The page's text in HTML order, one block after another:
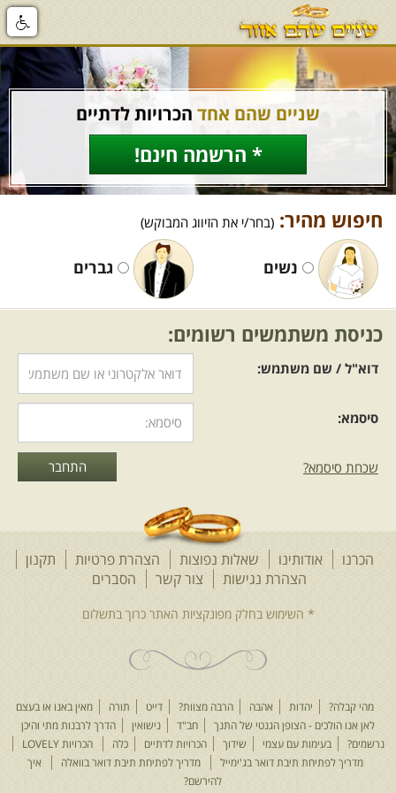
שניים שהם אחד הכרויות לדתיים
* הרשמה חינם!
חיפוש מהיר: (בחר/י את הזיווג המבוקש)
נשים גברים
כניסת משתמשים רשומים:
דוא"ל / שם משתמש:
סיסמא:
שכחת סיסמא?
הכרנו אודותינו שאלות נפוצות הצהרת פרטיות
תקנון
הצהרת נגישות
צור קשר הסברים
מהי קבלה? יהדות אהבה הרבה מצוות? דייט תורה
מאין באנו או בעצם
לאן אנו הולכים - הצופן הגנטי של התנך
חב"ד נישואין
הדרך לרבנות מתי והיכן
נרשמים?
בעימות עם עצמי שידוך הכרויות לדתיים כלה
הכרויות LOVELY
מדריך לפתיחת תיבת דואר בג'ימייל
מדריך לפתיחת תיבת דואר בוואלה
איך
להירשם?